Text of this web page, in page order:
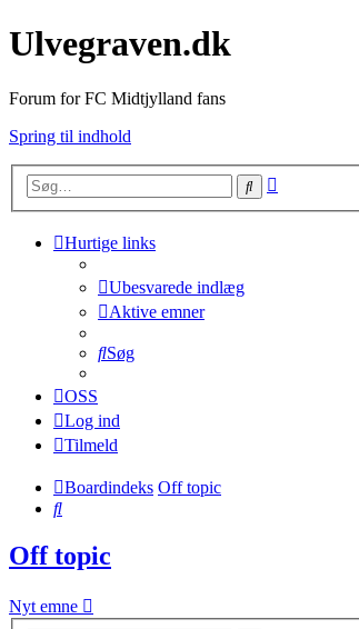
Ulvegraven.dk
Forum for FC Midtjylland fans
Spring til indhold
Søg
Hurtige links
Ubesvarede indlæg
Aktive emner
Søg
OSS
Log ind
Tilmeld
Boardindeks Off topic
Søg
Off topic
Nyt emne